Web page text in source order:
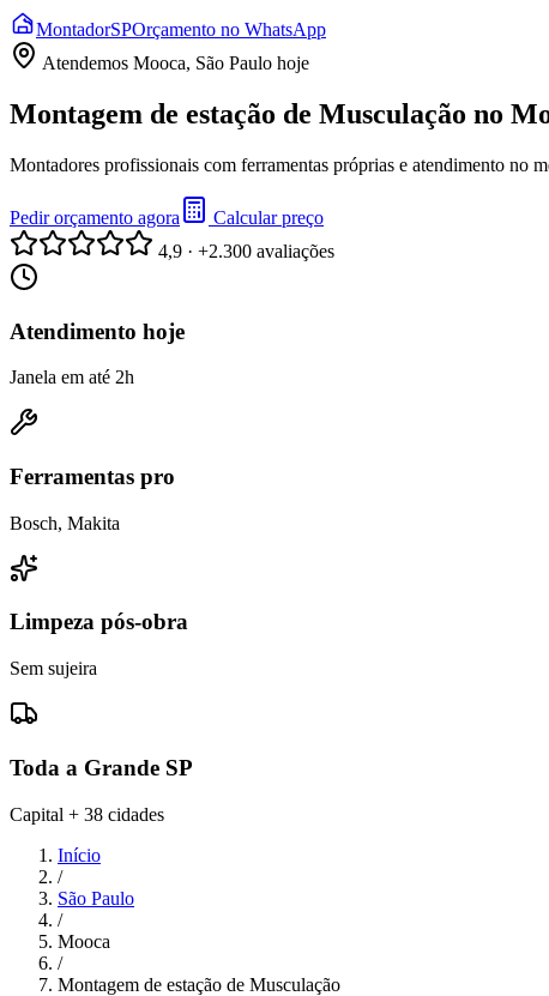
MontadorSPOrçamento no WhatsApp
Atendemos Mooca, São Paulo hoje
Montagem de estação de Musculação no
Montadores profissionais com ferramentas próprias e atendimento no
Pedir orçamento agora
Calcular preço
4,9 · +2.300 avaliações
Atendimento hoje
Janela em até 2h
Ferramentas pro
Bosch, Makita
Limpeza pós-obra
Sem sujeira
Toda a Grande SP
Capital + 38 cidades
Início
/
São Paulo
/
Mooca
/
Montagem de estação de Musculação